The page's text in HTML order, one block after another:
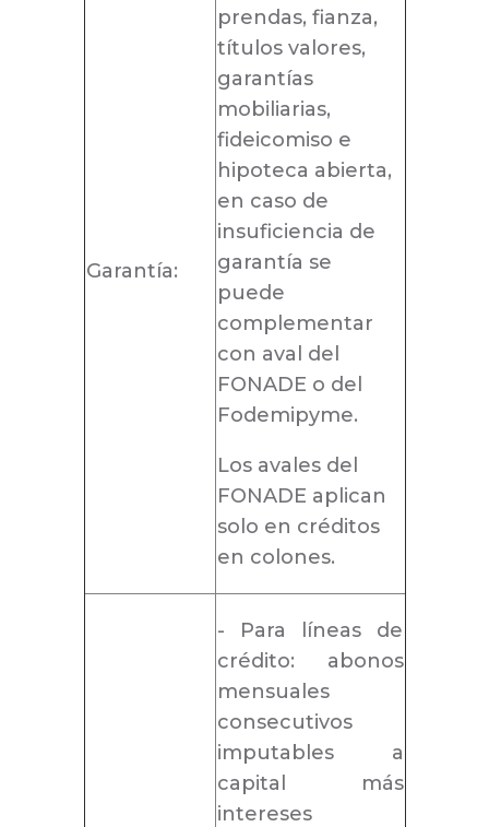
Garantía:
prendas, fianza,
títulos valores,
garantías
mobiliarias,
fideicomiso e
hipoteca abierta,
en caso de
insuficiencia de
garantía se
puede
complementar
con aval del
FONADE o del
Fodemipyme.
Los avales del
FONADE aplican
solo en créditos
en colones.
- Para líneas de
crédito: abonos
mensuales
consecutivos
imputables a
capital más
intereses